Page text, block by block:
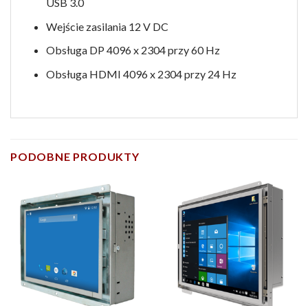
Wejście zasilania 12 V DC
Obsługa DP 4096 x 2304 przy 60 Hz
Obsługa HDMI 4096 x 2304 przy 24 Hz
PODOBNE PRODUKTY